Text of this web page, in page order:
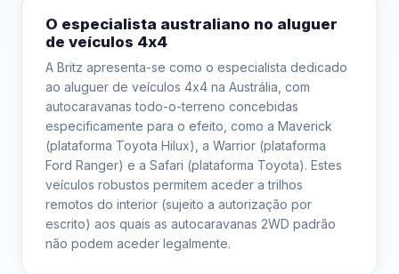
O especialista australiano no aluguer
de veículos 4x4
A Britz apresenta-se como o especialista dedicado
ao aluguer de veículos 4x4 na Austrália, com
autocaravanas todo-o-terreno concebidas
especificamente para o efeito, como a Maverick
(plataforma Toyota Hilux), a Warrior (plataforma
Ford Ranger) e a Safari (plataforma Toyota). Estes
veículos robustos permitem aceder a trilhos
remotos do interior (sujeito a autorização por
escrito) aos quais as autocaravanas 2WD padrão
não podem aceder legalmente.